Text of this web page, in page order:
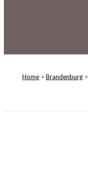
Home> Brandenburg>